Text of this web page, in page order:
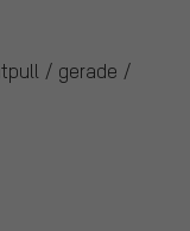
/ gerade /